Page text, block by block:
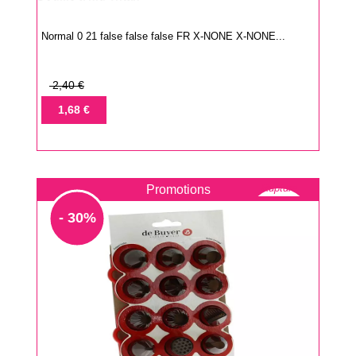
Normal 0 21 false false false FR X-NONE X-NONE...
Prix
base
2,40 €
Prix1,68 €
Rupture
Promotions
- 30%